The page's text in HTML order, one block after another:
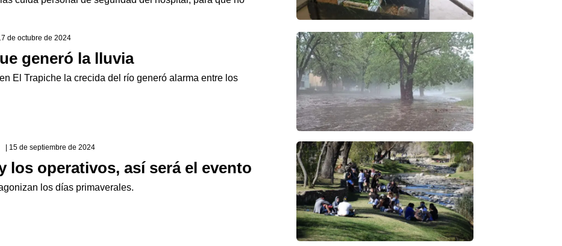
17 de octubre de 2024
generó la lluvia
El Trapiche la crecida del río generó alarma entre los
| 15 de septiembre de 2024
los operativos, así será el evento
los días primaverales.